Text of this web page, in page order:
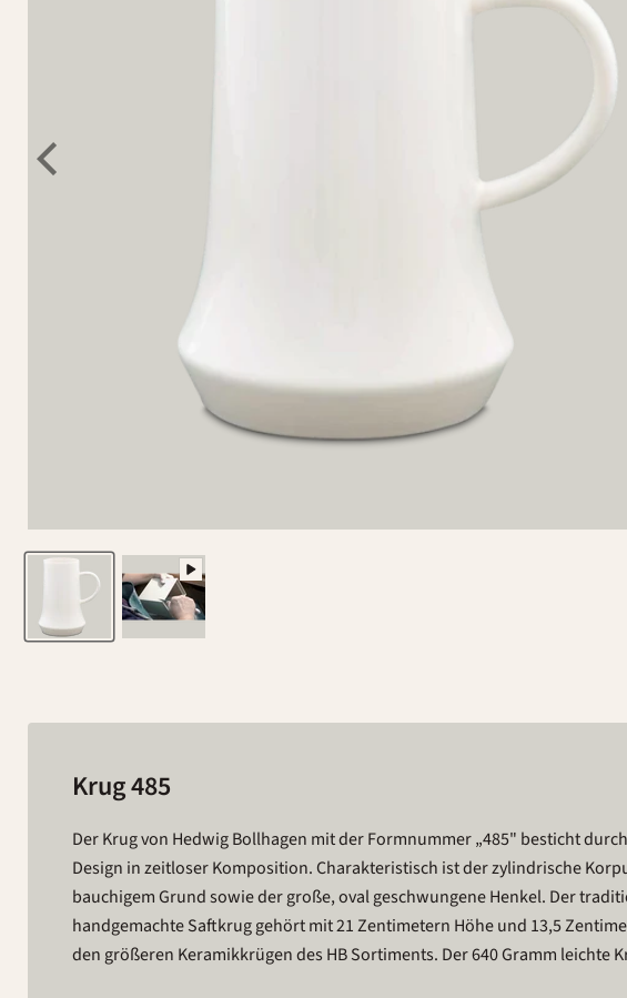
Krug 485
Der Krug von Hedwig Bollhagen mit der Formnummer „485" besticht
Design in zeitloser Komposition. Charakteristisch ist der zylindrische
bauchigem Grund sowie der große, oval geschwungene Henkel. Der
handgemachte Saftkrug gehört mit 21 Zentimetern Höhe und 13,5
den größeren Keramikkrügen des HB Sortiments. Der 640 Gramm leichte
ästhetischer Allrounder, der nicht nur als Saftkrug eine gute Figur macht –
großzügigen Fassungsvermögens von 1,2 Litern kann der elegante Krug für
Anlässe eingesetzt werden. Außerdem lässt sich der schlichte wie gleichsam